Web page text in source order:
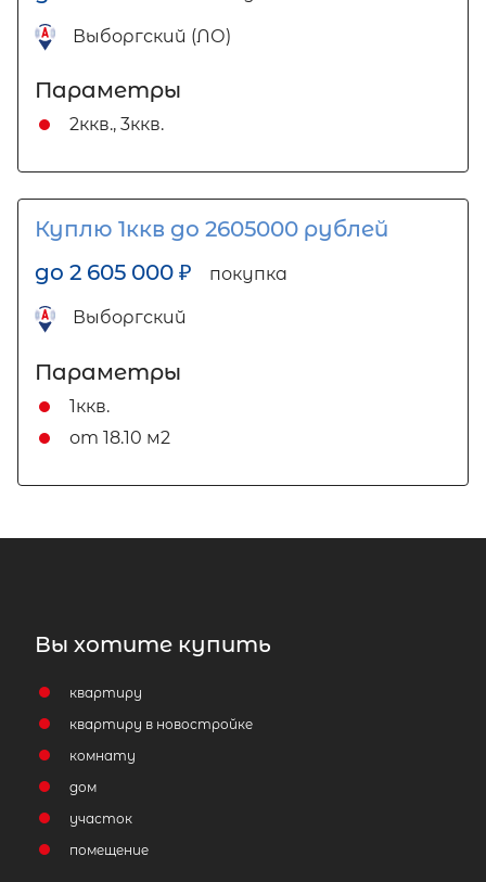
Выборгский (ЛО)
Параметры
2ккв., 3ккв.
Куплю 1ккв до 2605000 рублей
до 2 605 000 ₽ покупка
Выборгский
Параметры
1ккв.
от 18.10 м2
Вы хотите купить
квартиру
квартиру в новостройке
комнату
дом
участок
помещение